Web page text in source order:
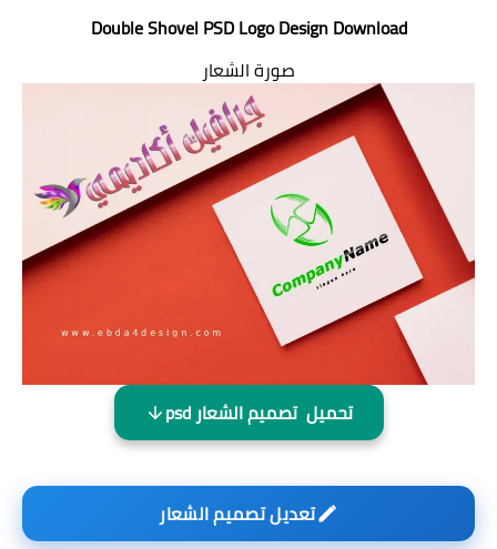
Double Shovel PSD Logo Design Download
صورة الشعار
تحميل تصميم الشعار psd
تعديل تصميم الشعار